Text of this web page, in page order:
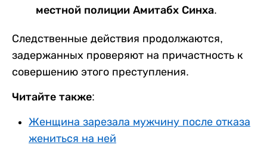
местной полиции Амитабх Синха.
Следственные действия продолжаются,
задержанных проверяют на причастность к
совершению этого преступления.
Читайте также:
Женщина зарезала мужчину после отказа
жениться на ней